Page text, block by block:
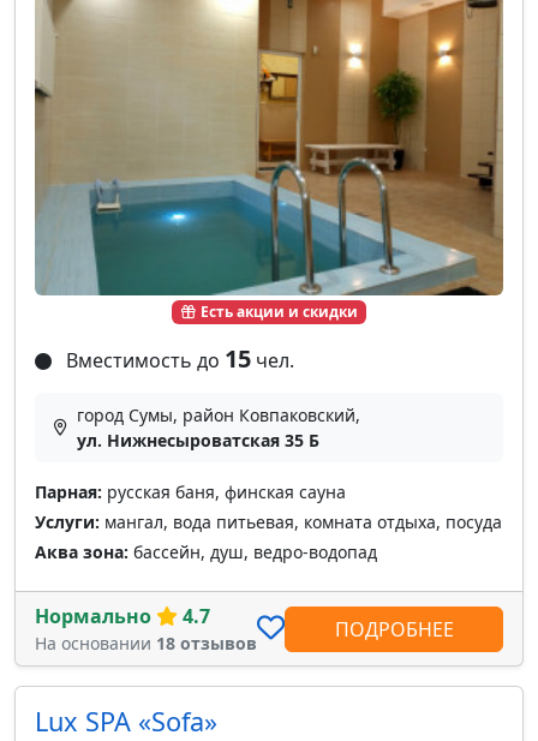
Есть акции и скидки
Вместимость до 15 чел.
город Сумы, район Ковпаковский,
ул. Нижнесыроватская 35 Б
Парная: русская баня, финская сауна
Услуги: мангал, вода питьевая, комната отдыха, посуда
Аква зона: бассейн, душ, ведро-водопад
Нормально 4.7
На основании 18 отзывов
ПОДРОБНЕЕ
Lux SPA «Sofa»